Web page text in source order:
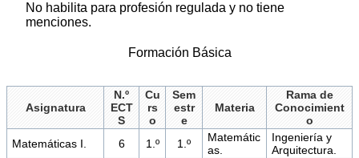
No habilita para profesión regulada y no tiene
menciones.
Formación Básica
Asignatura
N.º
ECT
S
Cu
rs
o
Sem
estr
e
Materia
Rama de
Conocimient
o
Matemáticas I.
6 1.º 1.º
Matemátic
as.
Ingeniería y
Arquitectura.